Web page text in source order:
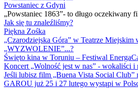
Powstaniec z Gdyni
„Powstaniec 1863”- to długo oczekiwany
Jak się tu znaleźliśmy?
Piękna Zośka
„Czarodziejska Góra” w Teatrze Miejskim
„WYZWOLENIE”...?
Święto kina w Toruniu – Festiwal
Koncert „Wolność jest w nas” - wokaliści i
Jeśli lubisz film „Buena Vista Social Club”
GAROU już 25 i 27 lutego wystąpi w